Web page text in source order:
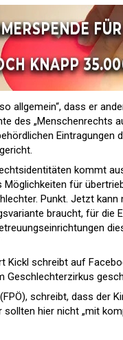
allgemein“, dass er
des „Menschenrechts
Eintragungen
kommt
für
Punkt. Jetzt
braucht, für die
Kickl schreibt auf
Geschlechterzirkus
schreibt, dass der
sollten hier nicht „mit